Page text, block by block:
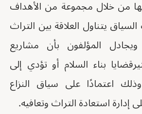
من خلال مجموعة من الأهداف
يتناول العلاقة بين التراث
ويجادل المؤلفون بأن مشاريع
بناء السلام أو تؤدي إلى
اعتمادًا على سياق النزاع
إدارة استعادة التراث وتعافيه.